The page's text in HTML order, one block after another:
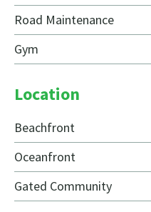
Road Maintenance
Gym
Location
Beachfront
Oceanfront
Gated Community